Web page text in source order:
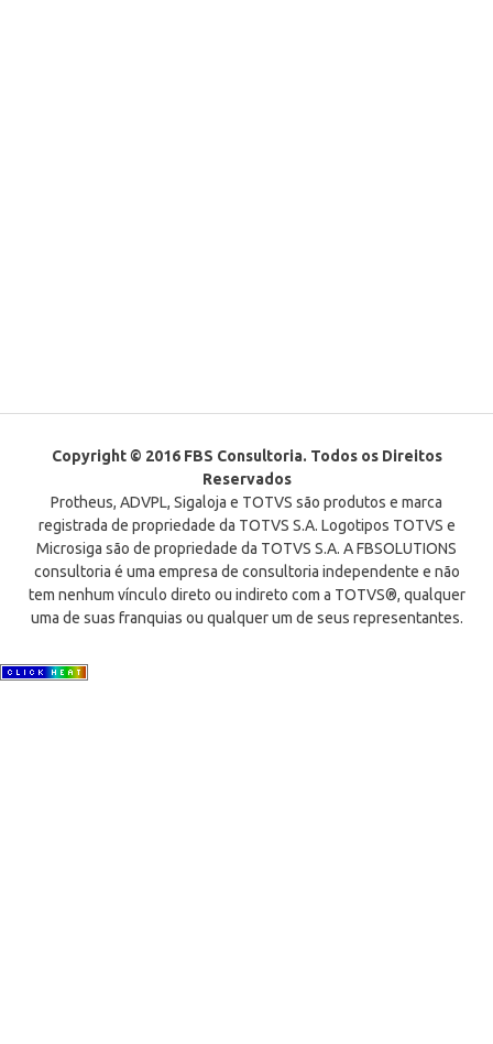
Copyright © 2016 FBS Consultoria. Todos os Direitos
Reservados
Protheus, ADVPL, Sigaloja e TOTVS são produtos e marca
registrada de propriedade da TOTVS S.A. Logotipos TOTVS e
Microsiga são de propriedade da TOTVS S.A. A FBSOLUTIONS
consultoria é uma empresa de consultoria independente e não
tem nenhum vínculo direto ou indireto com a TOTVS®, qualquer
uma de suas franquias ou qualquer um de seus representantes.